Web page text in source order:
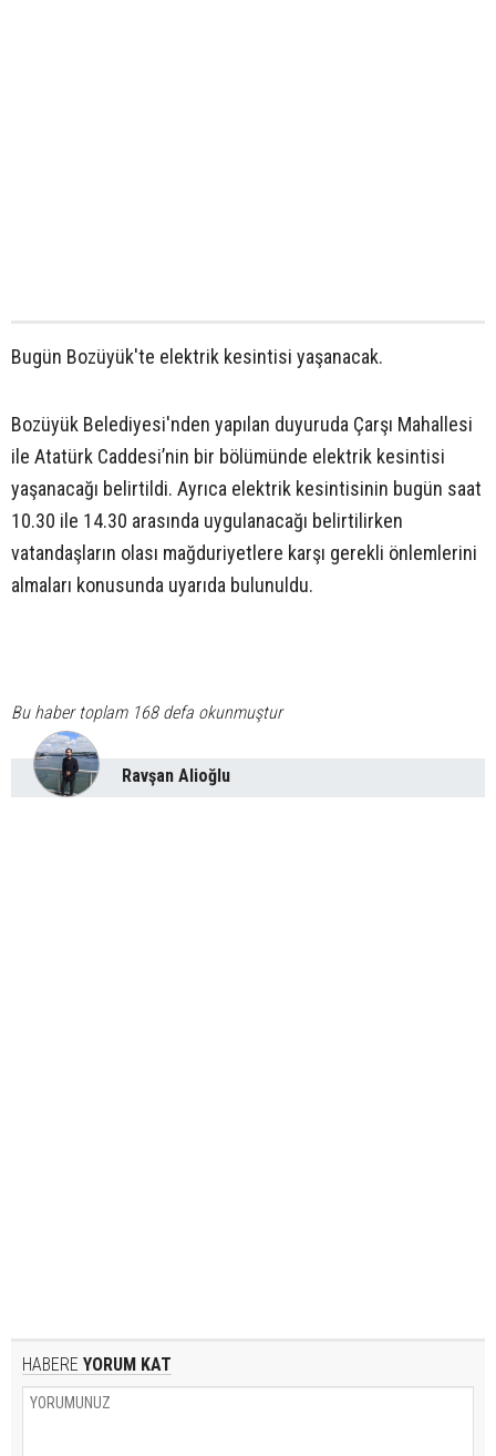
Bugün Bozüyük'te elektrik kesintisi yaşanacak.
Bozüyük Belediyesi'nden yapılan duyuruda Çarşı Mahallesi
ile Atatürk Caddesi’nin bir bölümünde elektrik kesintisi
yaşanacağı belirtildi. Ayrıca elektrik kesintisinin bugün saat
10.30 ile 14.30 arasında uygulanacağı belirtilirken
vatandaşların olası mağduriyetlere karşı gerekli önlemlerini
almaları konusunda uyarıda bulunuldu.
Bu haber toplam 168 defa okunmuştur
Ravşan Alioğlu
HABERE YORUM KAT